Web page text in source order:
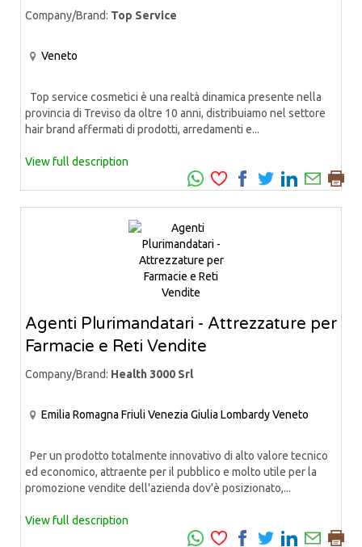
Company/Brand: Top Service
Veneto
Top service cosmetici è una realtà dinamica presente nella
provincia di Treviso da oltre 10 anni, distribuiamo nel settore
hair brand affermati di prodotti, arredamenti e...
View full description
Agenti Plurimandatari - Attrezzature per
Farmacie e Reti Vendite
Company/Brand: Health 3000 Srl
Emilia Romagna Friuli Venezia Giulia LombardyVeneto
Per un prodotto totalmente innovativo di alto valore tecnico
ed economico, attraente per il pubblico e molto utile per la
promozione vendite dell'azienda dov'è posizionato,...
View full description